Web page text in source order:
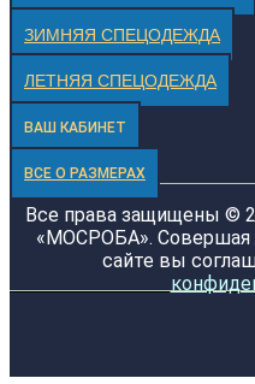
ЗИМНЯЯ СПЕЦОДЕЖДА
ЛЕТНЯЯ СПЕЦОДЕЖДА
ВАШ КАБИНЕТ
ВСЕ О РАЗМЕРАХ
Все права защищены ©
«МОСРОБА».
сайте вы